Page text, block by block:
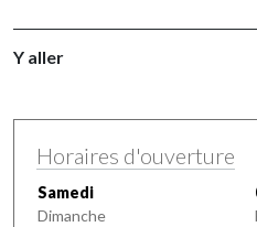
Y aller
Horaires d'ouverture
Samedi
Dimanche